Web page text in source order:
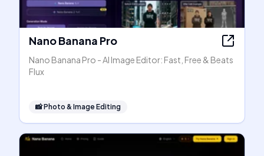
Nano Banana Pro
Nano Banana Pro - AI Image Editor: Fast, Free & Beats
Flux
📸Photo & Image Editing